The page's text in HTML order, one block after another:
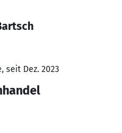
seit Dez. 2023